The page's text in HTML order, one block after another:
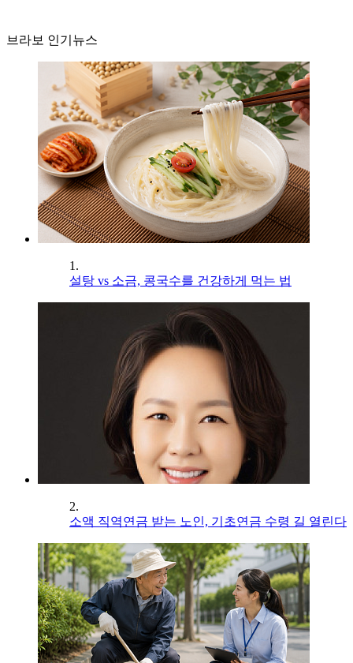
브라보 인기뉴스
1.
설탕 vs 소금, 콩국수를 건강하게 먹는 법
2.
소액 직역연금 받는 노인, 기초연금 수령 길 열린다